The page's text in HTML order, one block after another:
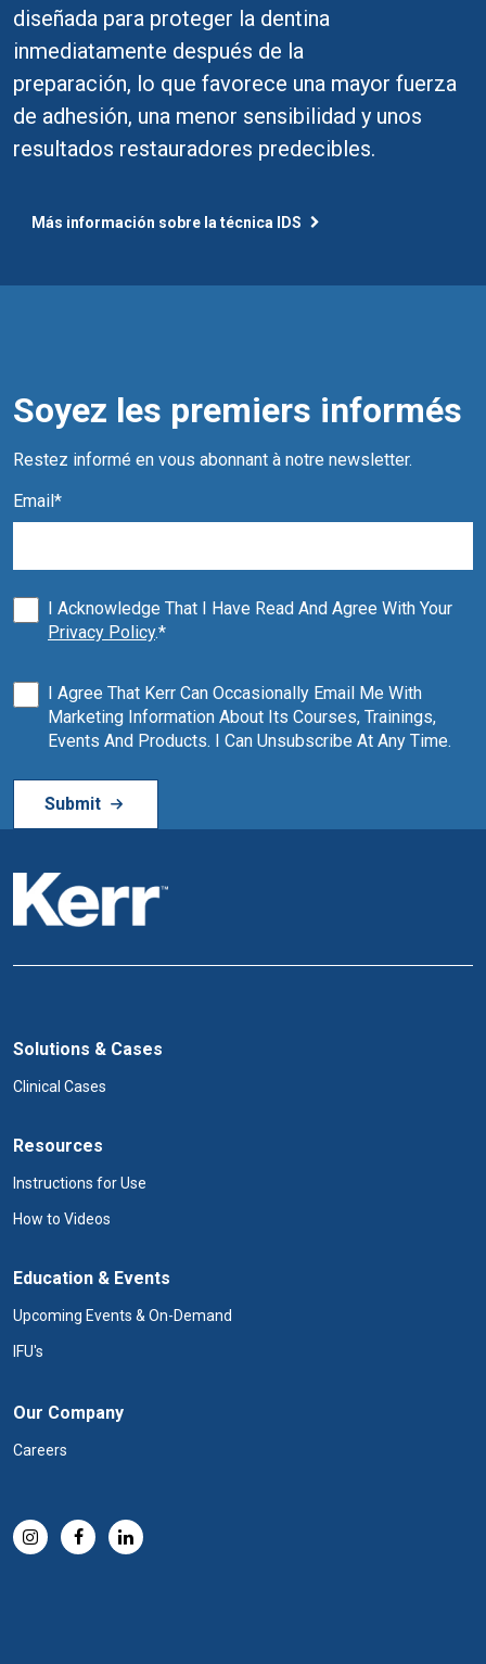
diseñada para proteger la dentina
inmediatamente después de la
preparación, lo que favorece una mayor fuerza
de adhesión, una menor sensibilidad y unos
resultados restauradores predecibles.
Más información sobre la técnica IDS
Soyez les premiers informés
Restez informé en vous abonnant à notre newsletter.
Email*
I Acknowledge That I Have Read And Agree With Your
Privacy Policy.*
I Agree That Kerr Can Occasionally Email Me With
Marketing Information About Its Courses, Trainings,
Events And Products. I Can Unsubscribe At Any Time.
Solutions & Cases
Clinical Cases
Resources
Instructions for Use
How to Videos
Education & Events
Upcoming Events & On-Demand
IFU's
Our Company
Careers